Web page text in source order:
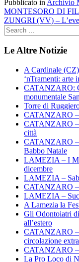
Pubblicato inArchivio
Navigazione
articoli
MONTESORO DI
ZUNGRI (VV) –
Le Altre Notizie
A Cardinale
‘nTramenti: arte
CATANZARO:
monumentale
Torre di
CATANZARO –
CATANZARO –
città
CATANZARO –
Babbo Natale
LAMEZIA – I
dicembre
LAMEZIA –
CATANZARO –
LAMEZIA –
A Lamezia la
Gli Odontoiatri
all’estero
CATANZARO –
circolazione
CATANZARO –
La Pro Loco di